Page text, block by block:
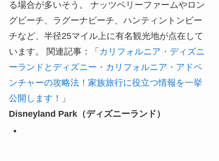
る場合が多いそう。 ナッツベリーファームやロン
グビーチ、ラグーナビーチ、ハンティントンビー
チなど、半径25マイル上に有名観光地が点在して
います。 関連記事：「 カリフォルニア・ディズニ
ーランドとディズニー・カリフォルニア・アドベ
ンチャーの攻略法！家族旅行に役立つ情報を一挙
公開します！
」
Disneyland Park（ディズニーランド）